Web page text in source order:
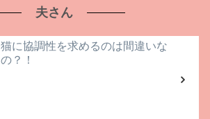
夫さん
猫に協調性を求めるのは間違いな
の？！